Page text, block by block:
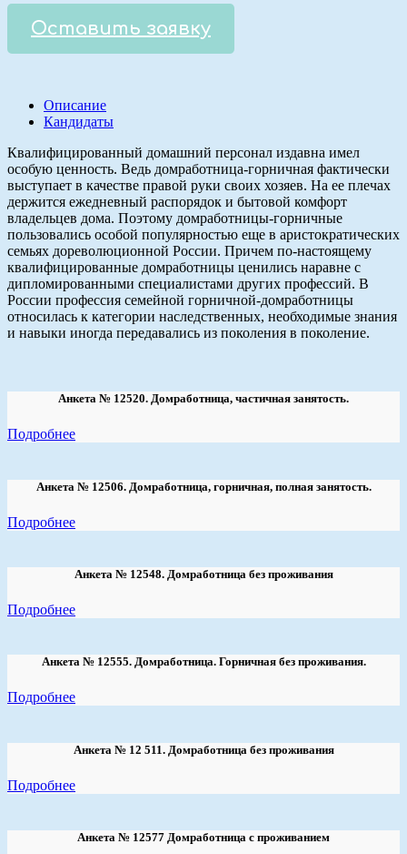
Оставить заявку
Описание
Кандидаты
Квалифицированный домашний персонал издавна имел
особую ценность. Ведь домработница-горничная фактически
выступает в качестве правой руки своих хозяев. На ее плечах
держится ежедневный распорядок и бытовой комфорт
владельцев дома. Поэтому домработницы-горничные
пользовались особой популярностью еще в аристократических
семьях дореволюционной России. Причем по-настоящему
квалифицированные домработницы ценились наравне с
дипломированными специалистами других профессий. В
России профессия семейной горничной-домработницы
относилась к категории наследственных, необходимые знания
и навыки иногда передавались из поколения в поколение.
Анкета № 12520. Домработница, частичная занятость.
Подробнее
Анкета № 12506. Домработница, горничная, полная занятость.
Подробнее
Анкета № 12548. Домработница без проживания
Подробнее
Анкета № 12555. Домработница. Горничная без проживания.
Подробнее
Анкета № 12 511. Домработница без проживания
Подробнее
Анкета № 12577 Домработница с проживанием